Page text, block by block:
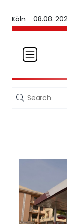
Köln - 08.08.